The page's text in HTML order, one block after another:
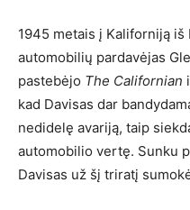
1945 metais į Kaliforniją
automobilių pardavėjas
pastebėjo The Californian
kad Davisas dar
nedidelę avariją, taip
automobilio vertę. Sunku
Davisas už šį triratį